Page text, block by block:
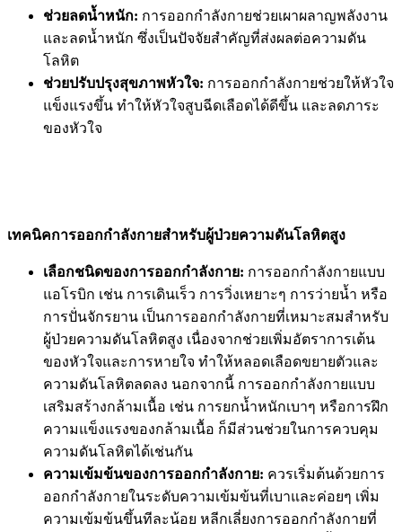
ช่วยลดน้ำหนัก: การออกกำลังกายช่วยเผาผลาญพลังงาน
และลดน้ำหนัก ซึ่งเป็นปัจจัยสำคัญที่ส่งผลต่อความดัน
โลหิต
ช่วยปรับปรุงสุขภาพหัวใจ: การออกกำลังกายช่วยให้หัวใจ
แข็งแรงขึ้น ทำให้หัวใจสูบฉีดเลือดได้ดีขึ้น และลดภาระ
ของหัวใจ
เทคนิคการออกกำลังกายสำหรับผู้ป่วยความดันโลหิตสูง
เลือกชนิดของการออกกำลังกาย: การออกกำลังกายแบบ
แอโรบิก เช่น การเดินเร็ว การวิ่งเหยาะๆ การว่ายน้ำ หรือ
การปั่นจักรยาน เป็นการออกกำลังกายที่เหมาะสมสำหรับ
ผู้ป่วยความดันโลหิตสูง เนื่องจากช่วยเพิ่มอัตราการเต้น
ของหัวใจและการหายใจ ทำให้หลอดเลือดขยายตัวและ
ความดันโลหิตลดลง นอกจากนี้ การออกกำลังกายแบบ
เสริมสร้างกล้ามเนื้อ เช่น การยกน้ำหนักเบาๆ หรือการฝึก
ความแข็งแรงของกล้ามเนื้อ ก็มีส่วนช่วยในการควบคุม
ความดันโลหิตได้เช่นกัน
ความเข้มข้นของการออกกำลังกาย: ควรเริ่มต้นด้วยการ
ออกกำลังกายในระดับความเข้มข้นที่เบาและค่อยๆ เพิ่ม
ความเข้มข้นขึ้นทีละน้อย หลีกเลี่ยงการออกกำลังกายที่